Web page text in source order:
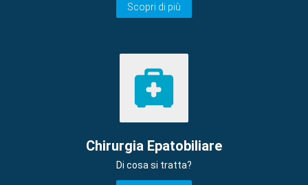
Scopri di più
Chirurgia Epatobiliare
Di cosa si tratta?